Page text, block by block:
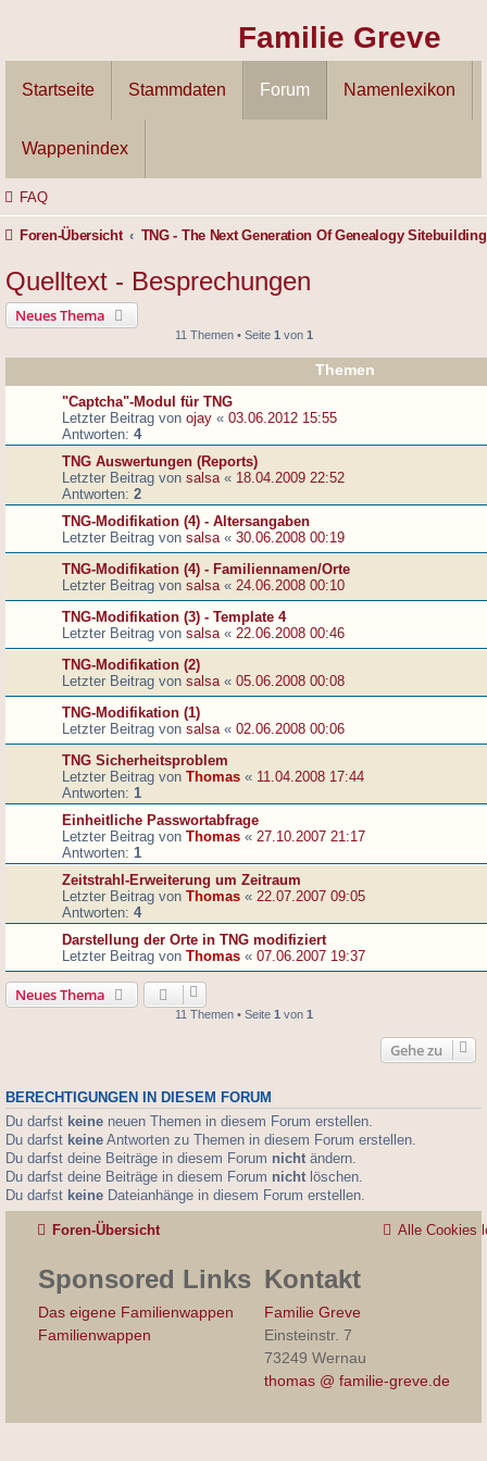
Familie Greve
Startseite Stammdaten Forum Namenlexikon
Wappenindex
FAQ
Foren-Übersicht TNG - The Next Generation Of Genealogy Sitebuilding
Quelltext - Besprechungen
Neues Thema
11 Themen • Seite 1 von 1
Themen
"Captcha"-Modul für TNG
Letzter Beitrag von ojay « 03.06.2012 15:55
Antworten: 4
TNG Auswertungen (Reports)
Letzter Beitrag von salsa « 18.04.2009 22:52
Antworten: 2
TNG-Modifikation (4) - Altersangaben
Letzter Beitrag von salsa « 30.06.2008 00:19
TNG-Modifikation (4) - Familiennamen/Orte
Letzter Beitrag von salsa « 24.06.2008 00:10
TNG-Modifikation (3) - Template 4
Letzter Beitrag von salsa « 22.06.2008 00:46
TNG-Modifikation (2)
Letzter Beitrag von salsa « 05.06.2008 00:08
TNG-Modifikation (1)
Letzter Beitrag von salsa « 02.06.2008 00:06
TNG Sicherheitsproblem
Letzter Beitrag von Thomas « 11.04.2008 17:44
Antworten: 1
Einheitliche Passwortabfrage
Letzter Beitrag von Thomas « 27.10.2007 21:17
Antworten: 1
Zeitstrahl-Erweiterung um Zeitraum
Letzter Beitrag von Thomas « 22.07.2007 09:05
Antworten: 4
Darstellung der Orte in TNG modifiziert
Letzter Beitrag von Thomas « 07.06.2007 19:37
Neues Thema
11 Themen • Seite 1 von 1
Gehe zu
BERECHTIGUNGEN IN DIESEM FORUM
Du darfst keine neuen Themen in diesem Forum erstellen.
Du darfst keine Antworten zu Themen in diesem Forum erstellen.
Du darfst deine Beiträge in diesem Forum nicht ändern.
Du darfst deine Beiträge in diesem Forum nicht löschen.
Du darfst keine Dateianhänge in diesem Forum erstellen.
Foren-Übersicht Alle Cookies
Sponsored Links
Das eigene Familienwappen
Familienwappen
Kontakt
Familie Greve
Einsteinstr. 7
73249 Wernau
thomas @ familie-greve.de